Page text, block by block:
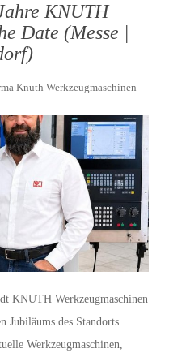
KNUTH
Date (Messe |
Knuth Werkzeugmaschinen
KNUTH Werkzeugmaschinen
Jubiläums des Standorts
Werkzeugmaschinen,